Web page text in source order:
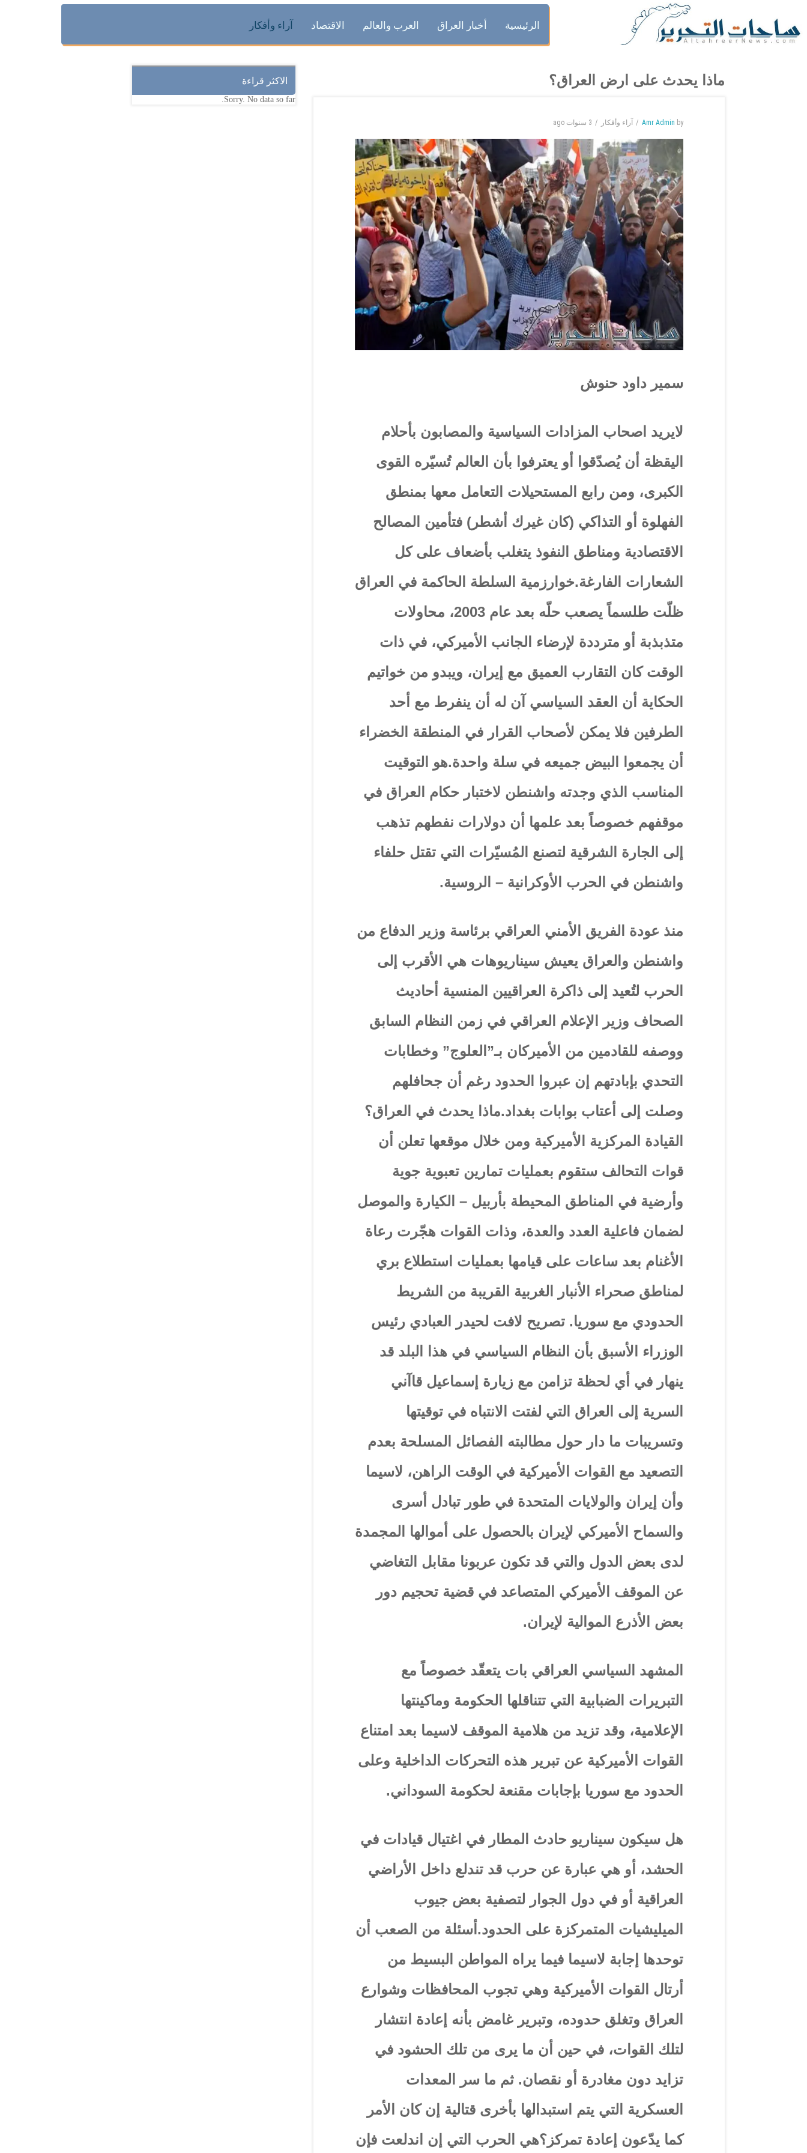
الرئيسية أخبار العراق العرب والعالم الاقتصاد آراء وأفكار
ماذا يحدث على ارض العراق؟
by
Amr Admin آراء وأفكار 3 سنوات ago
سمير داود حنوش
لايريد اصحاب المزادات السياسية والمصابون بأحلام
اليقظة أن يُصدّقوا أو يعترفوا بأن العالم تُسيّره القوى
الكبرى، ومن رابع المستحيلات التعامل معها بمنطق
الفهلوة أو التذاكي (كان غيرك أشطر) فتأمين المصالح
الاقتصادية ومناطق النفوذ يتغلب بأضعاف على كل
الشعارات الفارغة.خوارزمية السلطة الحاكمة في العراق
ظلّت طلسماً يصعب حلّه بعد عام 2003، محاولات
متذبذبة أو مترددة لإرضاء الجانب الأميركي، في ذات
الوقت كان التقارب العميق مع إيران، ويبدو من خواتيم
الحكاية أن العقد السياسي آن له أن ينفرط مع أحد
الطرفين فلا يمكن لأصحاب القرار في المنطقة الخضراء
أن يجمعوا البيض جميعه في سلة واحدة.هو التوقيت
المناسب الذي وجدته واشنطن لاختبار حكام العراق في
موقفهم خصوصاً بعد علمها أن دولارات نفطهم تذهب
إلى الجارة الشرقية لتصنع المُسيّرات التي تقتل حلفاء
واشنطن في الحرب الأوكرانية – الروسية.
منذ عودة الفريق الأمني العراقي برئاسة وزير الدفاع من
واشنطن والعراق يعيش سيناريوهات هي الأقرب إلى
الحرب لتُعيد إلى ذاكرة العراقيين المنسية أحاديث
الصحاف وزير الإعلام العراقي في زمن النظام السابق
ووصفه للقادمين من الأميركان بـ”العلوج” وخطابات
التحدي بإبادتهم إن عبروا الحدود رغم أن جحافلهم
وصلت إلى أعتاب بوابات بغداد.ماذا يحدث في العراق؟
القيادة المركزية الأميركية ومن خلال موقعها تعلن أن
قوات التحالف ستقوم بعمليات تمارين تعبوية جوية
وأرضية في المناطق المحيطة بأربيل – الكيارة والموصل
لضمان فاعلية العدد والعدة، وذات القوات هجّرت رعاة
الأغنام بعد ساعات على قيامها بعمليات استطلاع بري
لمناطق صحراء الأنبار الغربية القريبة من الشريط
الحدودي مع سوريا. تصريح لافت لحيدر العبادي رئيس
الوزراء الأسبق بأن النظام السياسي في هذا البلد قد
ينهار في أي لحظة تزامن مع زيارة إسماعيل قاآني
السرية إلى العراق التي لفتت الانتباه في توقيتها
وتسريبات ما دار حول مطالبته الفصائل المسلحة بعدم
التصعيد مع القوات الأميركية في الوقت الراهن، لاسيما
وأن إيران والولايات المتحدة في طور تبادل أسرى
والسماح الأميركي لإيران بالحصول على أموالها المجمدة
لدى بعض الدول والتي قد تكون عربونا مقابل التغاضي
عن الموقف الأميركي المتصاعد في قضية تحجيم دور
بعض الأذرع الموالية لإيران.
المشهد السياسي العراقي بات يتعقّد خصوصاً مع
التبريرات الضبابية التي تتناقلها الحكومة وماكينتها
الإعلامية، وقد تزيد من هلامية الموقف لاسيما بعد امتناع
القوات الأميركية عن تبرير هذه التحركات الداخلية وعلى
الحدود مع سوريا بإجابات مقنعة لحكومة السوداني.
هل سيكون سيناريو حادث المطار في اغتيال قيادات في
الحشد، أو هي عبارة عن حرب قد تندلع داخل الأراضي
العراقية أو في دول الجوار لتصفية بعض جيوب
الميليشيات المتمركزة على الحدود.أسئلة من الصعب أن
توحدها إجابة لاسيما فيما يراه المواطن البسيط من
أرتال القوات الأميركية وهي تجوب المحافظات وشوارع
العراق وتغلق حدوده، وتبرير غامض بأنه إعادة انتشار
لتلك القوات، في حين أن ما يرى من تلك الحشود في
تزايد دون مغادرة أو نقصان. ثم ما سر المعدات
العسكرية التي يتم استبدالها بأخرى قتالية إن كان الأمر
كما يدّعون إعادة تمركز؟هي الحرب التي إن اندلعت فإن
الاكثر قراءة
Sorry. No data so far.